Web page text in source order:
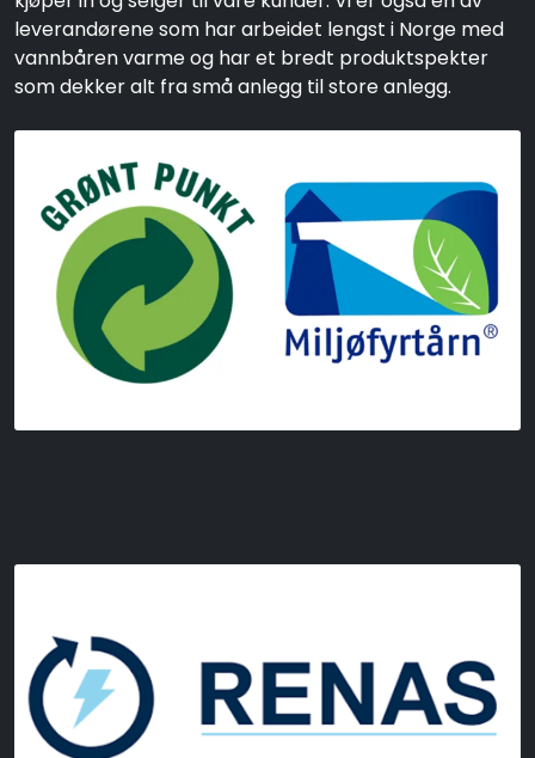
leverandørene som har arbeidet lengst i Norge med
vannbåren varme og har et bredt produktspekter
som dekker alt fra små anlegg til store anlegg.